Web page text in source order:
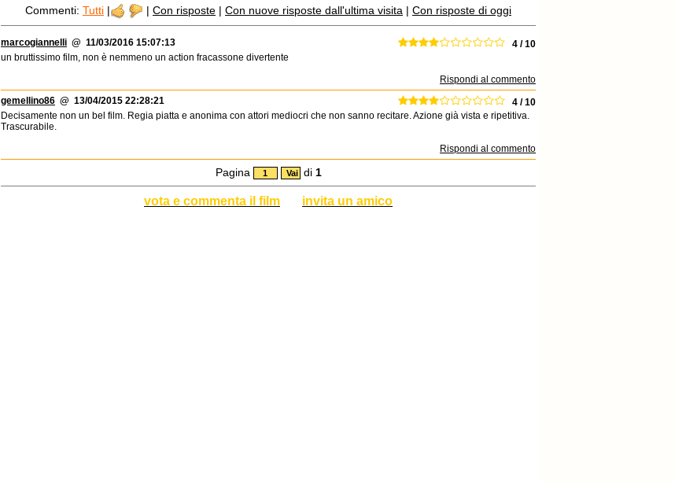
Commenti: Tutti | | Con risposte | Con nuove risposte dall'ultima visita | Con risposte di oggi
marcogiannelli @ 11/03/2016 15:07:13
4 / 10
un bruttissimo film, non è nemmeno un action fracassone divertente
Rispondi al commento
gemellino86 @ 13/04/2015 22:28:21
4 / 10
Decisamente non un bel film. Regia piatta e anonima con attori mediocri che non sanno recitare. Azione già vista e ripetitiva.
Trascurabile.
Rispondi al commento
Pagina di 1
vota e commenta il film invita un amico